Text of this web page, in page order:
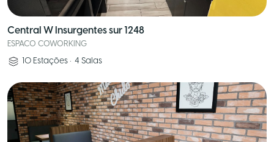
Central W Insurgentes sur 1248
ESPACO COWORKING
10 Estações • 4 Salas